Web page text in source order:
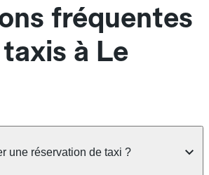
fréquentes
à Le
une réservation de taxi ?